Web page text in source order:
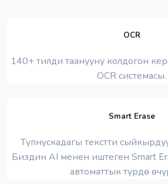
OCR
140+ тилди таанууну колдогон
OCR системасы.
Smart Erase
Түпнускадагы текстти
Биздин AI менен иштеген Smart
автоматтык түрдө